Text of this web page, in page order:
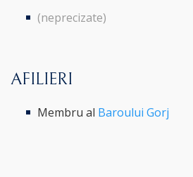
(neprecizate)
AFILIERI
Membru al Baroului Gorj